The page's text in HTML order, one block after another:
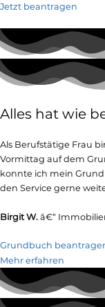
Jetzt beantragen
Alles hat wie
Als Berufstätige Frau
Vormittag auf dem
konnte ich mein
den Service gerne
Birgit W. â€“
Grundbuch
Mehr erfahren